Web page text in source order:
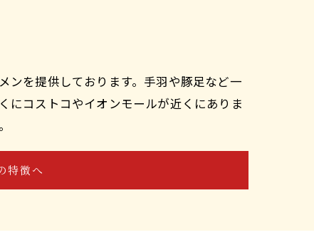
ンを提供しております。手羽や豚足など一
にコストコやイオンモールが近くにありま
特徴へ